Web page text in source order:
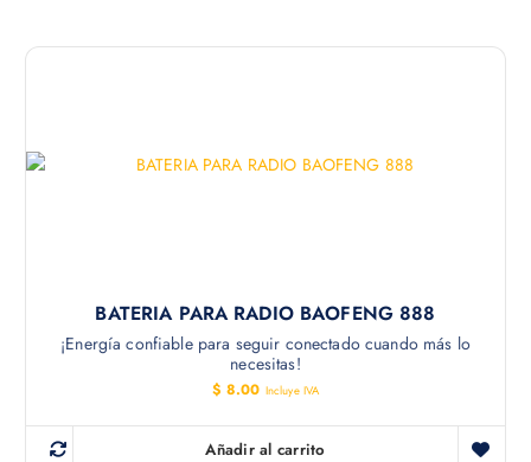
BATERIA PARA RADIO BAOFENG 888
¡Energía confiable para seguir conectado cuando más lo
necesitas!
$ 8.00 Incluye IVA
Añadir al carrito